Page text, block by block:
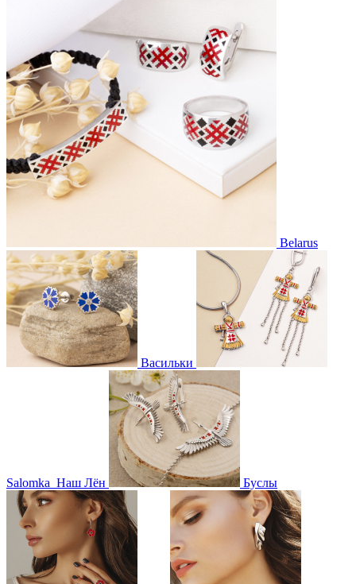
Belarus
Васильки
Salomka Наш Лён Буслы